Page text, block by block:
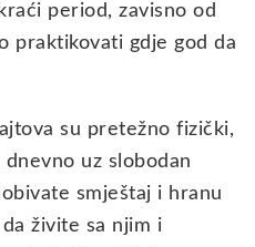
period, zavisno od
praktikovati gdje god da
su pretežno fizički,
uz slobodan
smještaj i hranu
živite sa njim i